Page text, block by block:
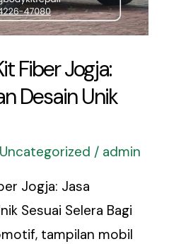
Fiber Jogja:
Desain Unik
Uncategorized / admin
Jogja: Jasa
Sesuai Selera Bagi
tampilan mobil